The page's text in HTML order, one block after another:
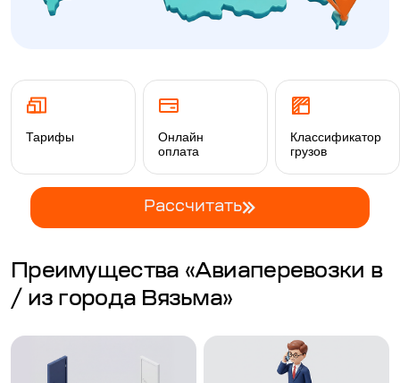
Тарифы
Онлайн
оплата
Классификатор
грузов
Рассчитать
Преимущества «Авиаперевозки в
/ из города Вязьма»